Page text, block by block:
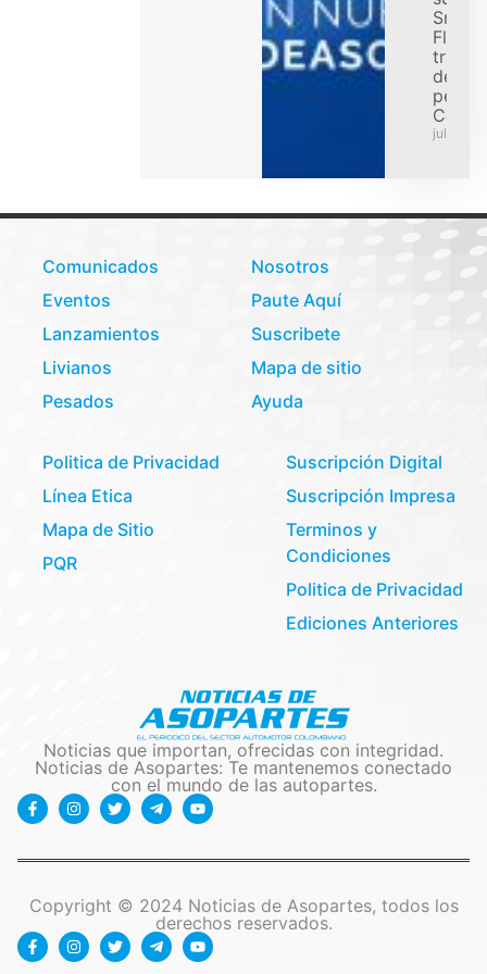
Smart
Flex
de
julio 31,
Comunicados
Eventos
Lanzamientos
Livianos
Pesados
Nosotros
Paute Aquí
Suscribete
Mapa de sitio
Ayuda
Politica de Privacidad
Línea Etica
Mapa de Sitio
PQR
Suscripción Digital
Suscripción Impresa
Terminos y
Condiciones
Politica de Privacidad
Ediciones Anteriores
Noticias que importan, ofrecidas con integridad.
Noticias de Asopartes: Te mantenemos conectado
con el mundo de las autopartes.
Copyright © 2024 Noticias de Asopartes, todos los
derechos reservados.